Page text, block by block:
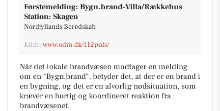
Førstemelding: Bygn.brand-Villa/Rækkehus
Station: Skagen
Nordjyllands Beredskab
Kilde:www.odin.dk/112puls/
Når det lokale brandvæsen modtager en melding
om en "Bygn.brand", betyder det, at der er en brand i
en bygning, og det er en alvorlig nødsituation, som
kræver en hurtig og koordineret reaktion fra
brandvæsenet.